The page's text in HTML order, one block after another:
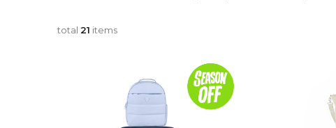
total 21 items